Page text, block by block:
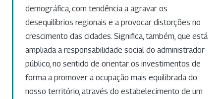
demográfica, com tendência a agravar os
desequilíbrios regionais e a provocar distorções no
crescimento das cidades. Significa, também, que está
ampliada a responsabilidade social do administrador
público, no sentido de orientar os investimentos de
forma a promover a ocupação mais equilibrada do
nosso território, através do estabelecimento de um